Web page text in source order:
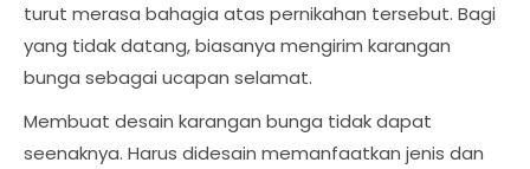
turut merasa bahagia atas pernikahan tersebut. Bagi
yang tidak datang, biasanya mengirim karangan
bunga sebagai ucapan selamat.
Membuat desain karangan bunga tidak dapat
seenaknya. Harus didesain memanfaatkan jenis dan